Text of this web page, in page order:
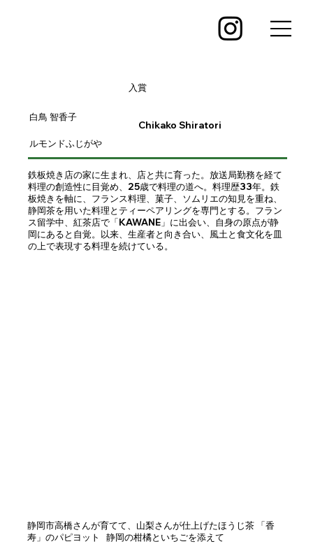
入賞
鉄板焼き店の家に生まれ、店と共に育った。放送局勤務を経て
料理の創造性に目覚め、25歳で料理の道へ。料理歴33年。鉄
板焼きを軸に、フランス料理、菓子、ソムリエの知見を重ね、
静岡茶を用いた料理とティーペアリングを専門とする。フラン
ス留学中、紅茶店で「KAWANE」に出会い、自身の原点が静
岡にあると自覚。以来、生産者と向き合い、風土と食文化を皿
の上で表現する料理を続けている。
白鳥 智香子
ルモンドふじがや
Chikako Shiratori
静岡市高橋さんが育てて、山梨さんが仕上げたほうじ茶 「香
寿」のパピヨット 静岡の柑橘といちごを添えて